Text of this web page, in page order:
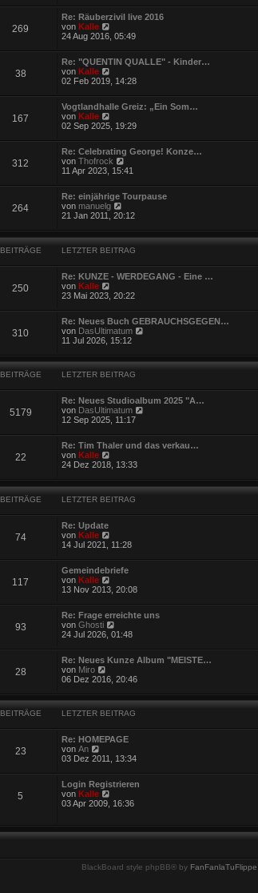
B
e
t
a
g
s
t
r
e
i
r
a
g
269
Re: Räuberzivil live 2016
vonKalle
e
e
s
e
B
e
t
r
a
g
24 Aug 2016, 05:49
38
Re: "QUENTIN QUALLE" - Kinder…
vonKalle
e
s
e
B
e
i
t
r
a
g
02 Feb 2019, 14:28
167
Vogtlandhalle Greiz: „Ein Som…
vonKalle
e
s
t
e
e
i
r
a
g
02 Sep 2025, 19:29
312
Re: Celebrating George! Konze…
vonThofrock
e
e
s
e
B
e
t
r
g
11 Apr 2023, 15:41
264
Re: einjährige Tourpause
vonmanuelg
e
e
s
t
r
B
e
i
t
r
a
g
21 Jan 2011, 20:12
BEITRÄGE LETZTER BEITRAG
250
Re: KUNZE - WERDEGANG - Eine …
vonKalle
e
e
s
t
e
B
e
t
r
a
23 Mai 2023, 20:22
310
Re: Neues Buch GEBRAUCHSGEGEN…
von DasUltimatum
e
s
r
B
t
r
11 Jul 2026, 15:12
BEITRÄGE LETZTER BEITRAG
5179
Re: Neues Studioalbum 2025 "A…
von DasUltimatum
e
s
B
t
12 Sep 2025, 11:17
22
Re: Tim Thaler und das verkau…
vonKalle
e
e
s
t
e
i
t
r
g
24 Dez 2018, 13:33
BEITRÄGE LETZTER BEITRAG
74
Re: Update
vonKalle
e
e
s
e
e
i
t
r
a
14 Jul 2021, 11:28
117
Gemeindebriefe
vonKalle
e
e
s
t
e
B
e
i
t
r
a
g
13 Nov 2013, 20:08
93
Re: Frage erreichte uns
vonGhosti
e
e
s
e
B
e
t
r
g
24 Jul 2026, 01:48
28
Re: Neues Kunze Album "MEISTE…
von Miro
e
e
s
t
r
B
e
i
t
r
a
g
06 Dez 2016, 20:46
BEITRÄGE LETZTER BEITRAG
23
Re: HOMEPAGE
vonAn
e
e
s
t
e
B
e
r
a
03 Dez 2011, 13:34
5
Login Registrieren
vonKalle
e
s
r
B
03 Apr 2009, 16:36
BlackBoard style phpBB® by FanFanlaTuFlippe